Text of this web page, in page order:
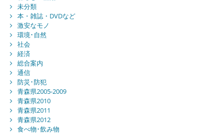
未分類
本・雑誌・DVDなど
激安なモノ
環境･自然
社会
経済
総合案内
通信
防災･防犯
青森県2005-2009
青森県2010
青森県2011
青森県2012
食べ物･飲み物